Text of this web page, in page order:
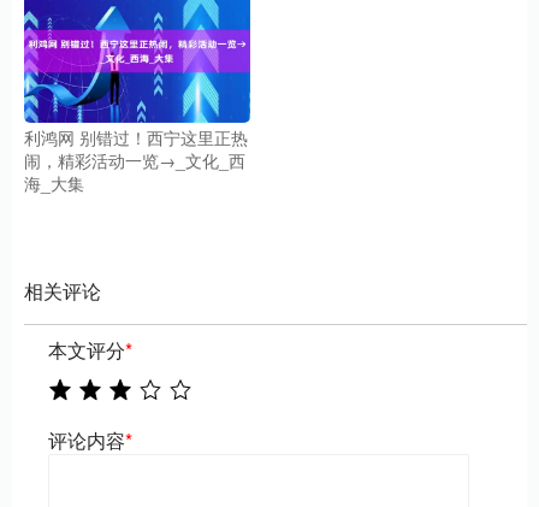
利鸿网 别错过！西宁这里正热
闹，精彩活动一览→_文化_西
海_大集
相关评论
本文评分*
评论内容*